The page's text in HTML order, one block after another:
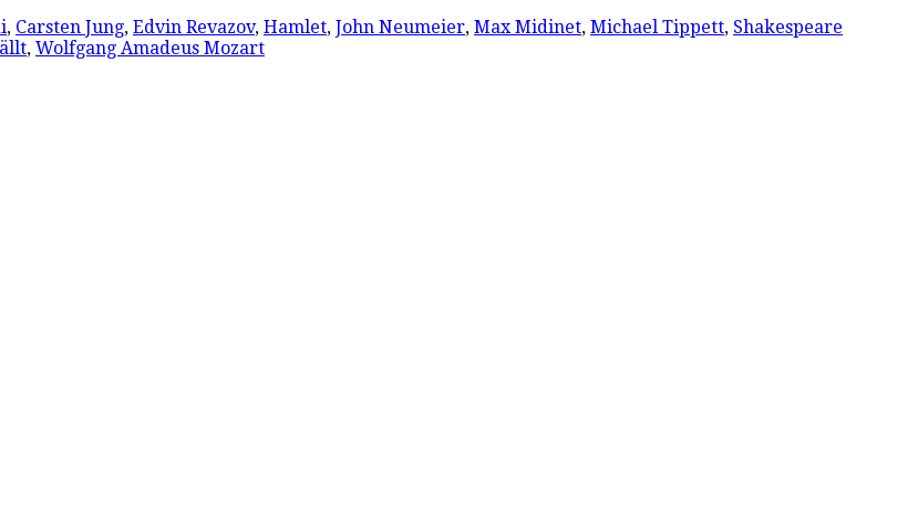
, Carsten Jung, Edvin Revazov, Hamlet, John Neumeier, Max Midinet, Michael Tippett, Shakespeare
, Wolfgang Amadeus Mozart